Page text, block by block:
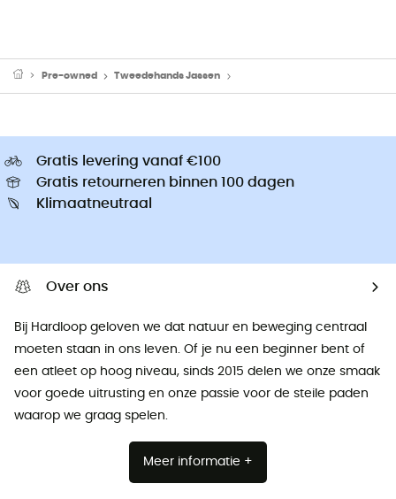
Pre-owned Tweedehands Jassen
Gratis levering vanaf €100
Gratis retourneren binnen 100 dagen
Klimaatneutraal
Over ons
Bij Hardloop geloven we dat natuur en beweging centraal
moeten staan ​​in ons leven. Of je nu een beginner bent of
een atleet op hoog niveau, sinds 2015 delen we onze smaak
voor goede uitrusting en onze passie voor de steile paden
waarop we graag spelen.
Meer informatie +